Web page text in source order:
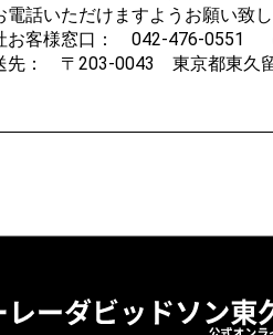
電話いただけますようお願い致し
お客様窓口： 042-476-0551
先： 〒203-0043 東京都東久